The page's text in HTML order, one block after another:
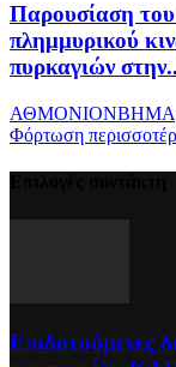
Παρουσίαση
πλημμυρικού
πυρκαγιών
ΑΘΜΟΝΙΟΝΒΗΜΑ
Φόρτωση
Επιδοτούμενες